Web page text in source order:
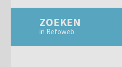
ZOEKEN
in Refoweb